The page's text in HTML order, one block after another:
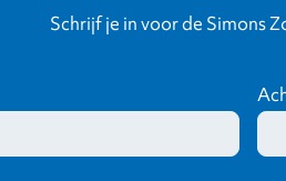
Schrijf je in voor de Simons